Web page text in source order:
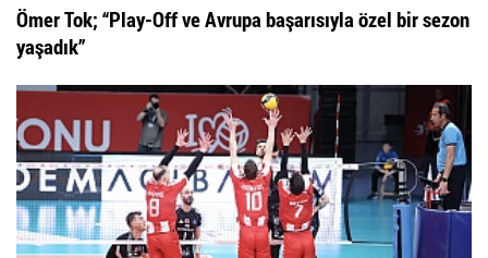
Ömer Tok; “Play-Off ve Avrupa başarısıyla özel bir sezon
yaşadık”